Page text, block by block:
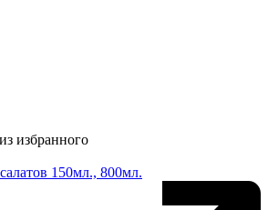
избранного